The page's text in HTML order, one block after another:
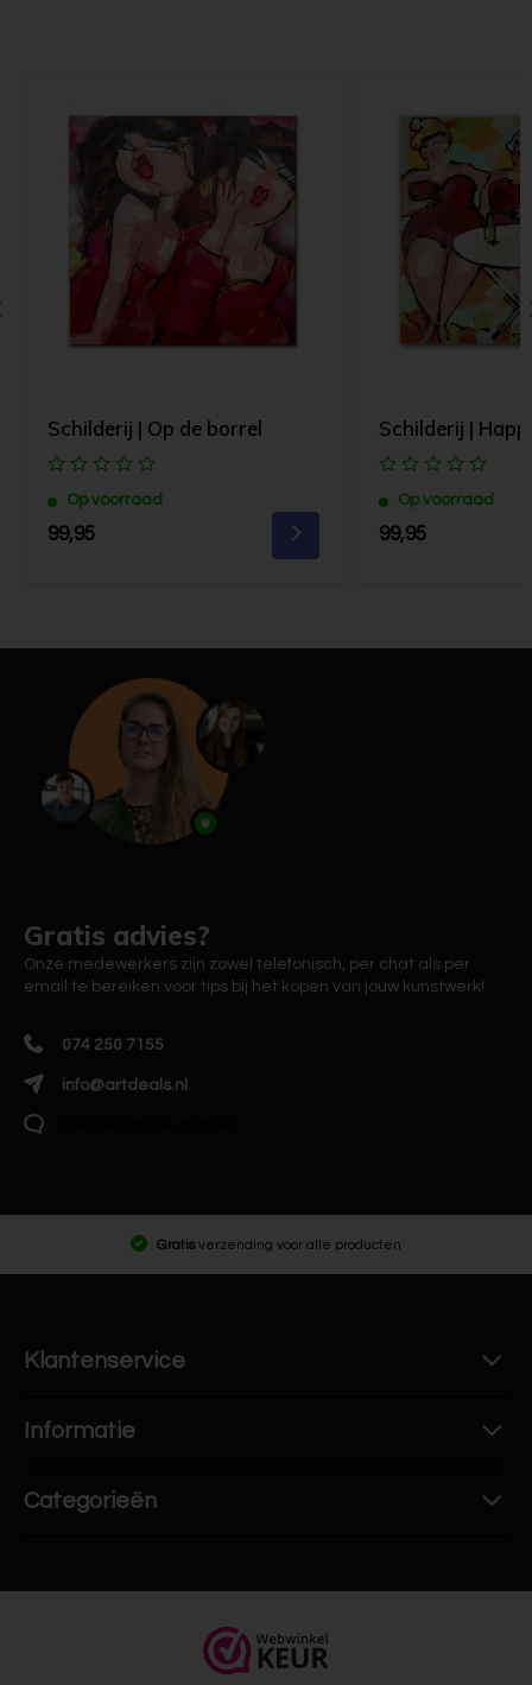
Schilderij | Op de borrel
Op voorraad
99,95
Schilderij |
Op voorraad
99,95
Gratis advies?
Onze medewerkers zijn zowel telefonisch, per chat als per
email te bereiken voor tips bij het kopen van jouw kunstwerk!
074 250 7155
info@artdeals.nl
Gratis verzending voor alle producten
Klantenservice
Informatie
Categorieën